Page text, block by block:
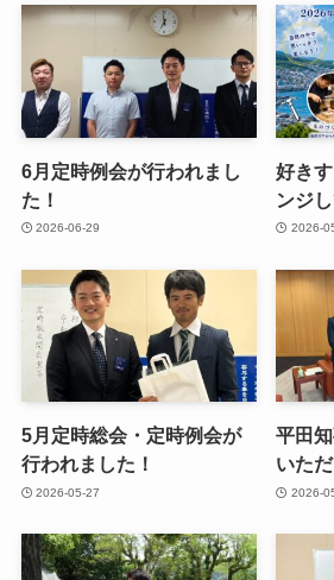
6月定時例会が行われまし
た！
2026-06-29
好き
ンジ
2026-
5月定時総会・定時例会が
行われました！
2026-05-27
平田
いた
2026-